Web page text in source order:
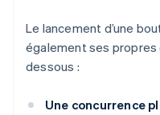
Le lancement d’une
également ses
dessous :
Une concurrence